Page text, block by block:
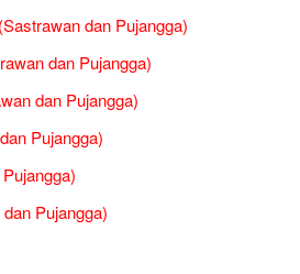
dan Pujangga)
dan Pujangga)
dan Pujangga)
Pujangga)
Pujangga)